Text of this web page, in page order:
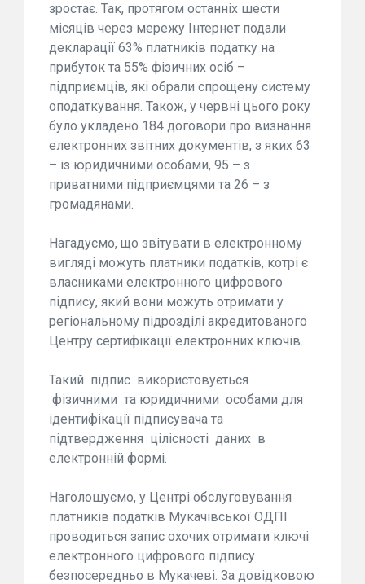
зростає. Так, протягом останніх шести
місяців через мережу Інтернет подали
декларації 63% платників податку на
прибуток та 55% фізичних осіб –
підприємців, які обрали спрощену систему
оподаткування. Також, у червні цього року
було укладено 184 договори про визнання
електронних звітних документів, з яких 63
– із юридичними особами, 95 – з
приватними підприємцями та 26 – з
громадянами.
Нагадуємо, що звітувати в електронному
вигляді можуть платники податків, котрі є
власниками електронного цифрового
підпису, який вони можуть отримати у
регіональному підрозділі акредитованого
Центру сертифікації електронних ключів.
Такий підпис використовується
фізичними та юридичними особами для
ідентифікації підписувача та
підтвердження цілісності даних в
електронній формі.
Наголошуємо, у Центрі обслуговування
платників податків Мукачівської ОДПІ
проводиться запис охочих отримати ключі
електронного цифрового підпису
безпосередньо в Мукачеві. За довідковою